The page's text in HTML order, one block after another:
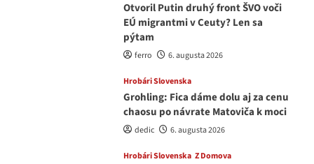
Otvoril Putin druhý front ŠVO voči
EÚ migrantmi v Ceuty? Len sa
pýtam
ferro 6. augusta 2026
Hrobári Slovenska
Grohling: Fica dáme dolu aj za cenu
chaosu po návrate Matoviča k moci
dedic 6. augusta 2026
Hrobári Slovenska Z Domova